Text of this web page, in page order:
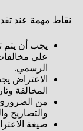
نقاط مهمة عند
يجب أن يتم
على مخالفات
الرسمي.
الاعتراض
المخالفة
من
والتصاريح
صيغة